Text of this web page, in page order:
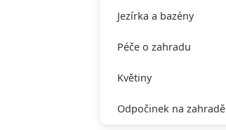
Jezírka a bazény
Péče o zahradu
Květiny
Odpočinek na zahradě